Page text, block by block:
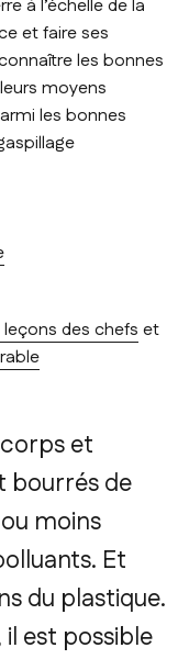
à l’échelle de la
et faire ses
les bonnes
moyens
les bonnes
des chefs et
et
bourrés de
moins
Et
du plastique.
il est possible